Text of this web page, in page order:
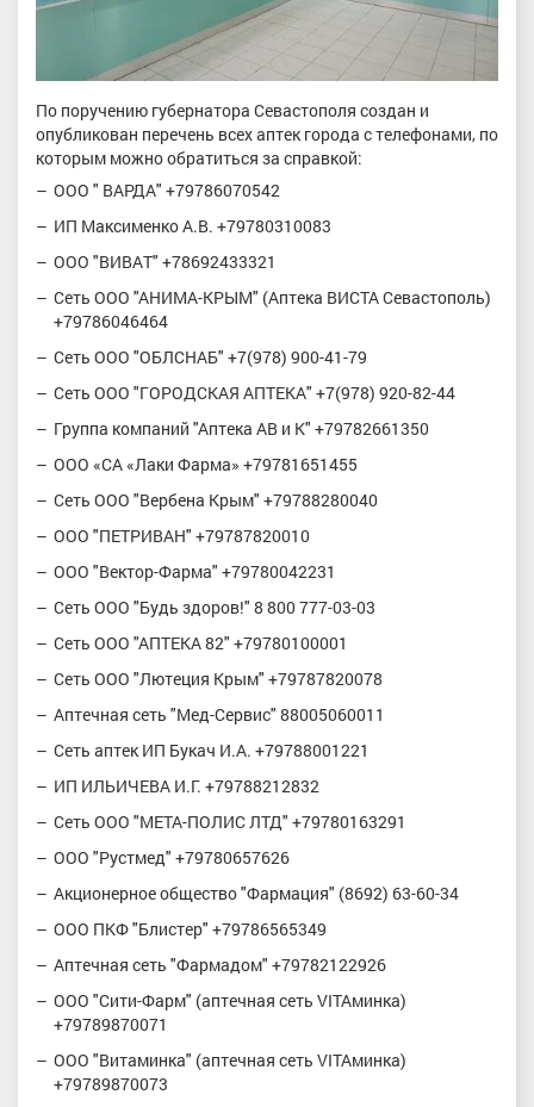
По поручению губернатора Севастополя создан и
опубликован перечень всех аптек города с телефонами, по
которым можно обратиться за справкой:
ООО " ВАРДА" +79786070542
ИП Максименко А.В. +79780310083
ООО "ВИВАТ" +78692433321
Сеть ООО "АНИМА-КРЫМ" (Аптека ВИСТА Севастополь)
+79786046464
Сеть ООО "ОБЛСНАБ" +7(978) 900-41-79
Сеть ООО "ГОРОДСКАЯ АПТЕКА" +7(978) 920-82-44
Группа компаний "Аптека АВ и К" +79782661350
ООО «СА «Лаки Фарма» +79781651455
Сеть ООО "Вербена Крым" +79788280040
ООО "ПЕТРИВАН" +79787820010
ООО "Вектор-Фарма" +79780042231
Сеть ООО "Будь здоров!" 8 800 777-03-03
Сеть ООО "АПТЕКА 82" +79780100001
Сеть ООО "Лютеция Крым" +79787820078
Аптечная сеть "Мед-Сервис" 88005060011
Сеть аптек ИП Букач И.А. +79788001221
ИП ИЛЬИЧЕВА И.Г. +79788212832
Сеть ООО "МЕТА-ПОЛИС ЛТД" +79780163291
ООО "Рустмед" +79780657626
Акционерное общество "Фармация" (8692) 63-60-34
ООО ПКФ "Блистер" +79786565349
Аптечная сеть "Фармадом" +79782122926
ООО "Сити-Фарм" (аптечная сеть VITAминка)
+79789870071
ООО "Витаминка" (аптечная сеть VITAминка)
+79789870073